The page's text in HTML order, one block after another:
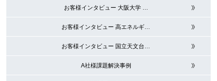
お客様インタビュー 大阪大学 …
お客様インタビュー 高エネルギ…
お客様インタビュー 国立天文台…
A社様課題解決事例